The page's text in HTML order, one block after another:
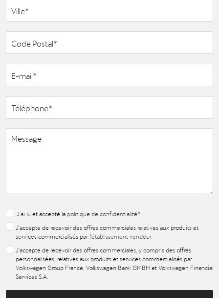
J'ai lu et accepté la politique de confidentialité*
J'accepte de recevoir des offres commerciales relatives aux produits et
services commercialisés par l'établissement vendeur
J'accepte de recevoir des offres commerciales, y compris des offres
personnalisées, relatives aux produits et services commercialisés par
Volkswagen Group France, Volkswagen Bank GMBH et Volkswagen Financial
Services S.A.